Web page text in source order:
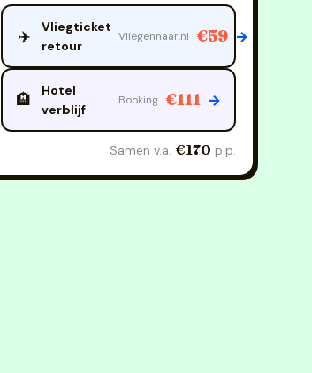
✈️
Vliegticket
retour
Vliegennaar.nl €59 →
🏨
Hotel
verblijf
Booking €111 →
Samen v.a. €170 p.p.